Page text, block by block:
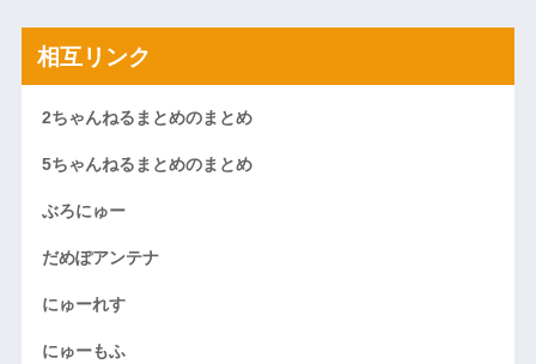
相互リンク
2ちゃんねるまとめのまとめ
5ちゃんねるまとめのまとめ
ぶろにゅー
だめぽアンテナ
にゅーれす
にゅーもふ